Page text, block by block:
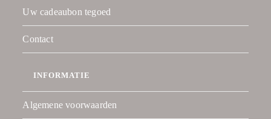
Uw cadeaubon tegoed
Contact
INFORMATIE
Algemene voorwaarden